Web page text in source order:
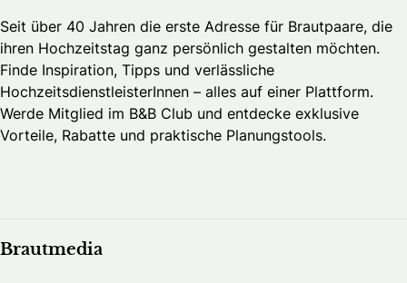
Seit über 40 Jahren die erste Adresse für Brautpaare, die
ihren Hochzeitstag ganz persönlich gestalten möchten.
Finde Inspiration, Tipps und verlässliche
HochzeitsdienstleisterInnen – alles auf einer Plattform.
Werde Mitglied im B&B Club und entdecke exklusive
Vorteile, Rabatte und praktische Planungstools.
Brautmedia